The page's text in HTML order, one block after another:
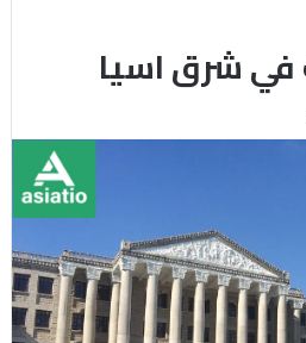
في شرق اسيا